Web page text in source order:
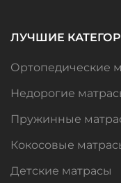
ЛУЧШИЕ
Ортопедические
Недорогие
Пружинные
Кокосовые
Детские матрасы